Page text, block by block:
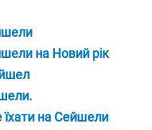
на Новий рік
на Сейшели